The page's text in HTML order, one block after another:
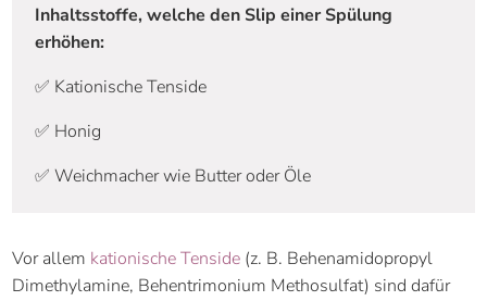
Inhaltsstoffe, welche den Slip einer Spülung
erhöhen:
✅ Kationische Tenside
✅ Honig
✅ Weichmacher wie Butter oder Öle
Vor allem kationische Tenside (z. B. Behenamidopropyl
Dimethylamine, Behentrimonium Methosulfat) sind dafür